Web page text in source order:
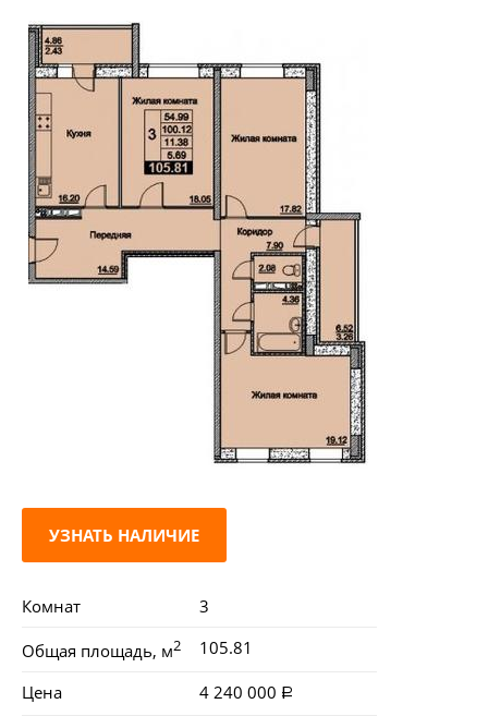
УЗНАТЬ НАЛИЧИЕ
Комнат 3
Общая площадь, м2 105.81
Цена 4 240 000